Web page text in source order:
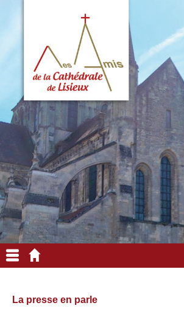
La presse en parle